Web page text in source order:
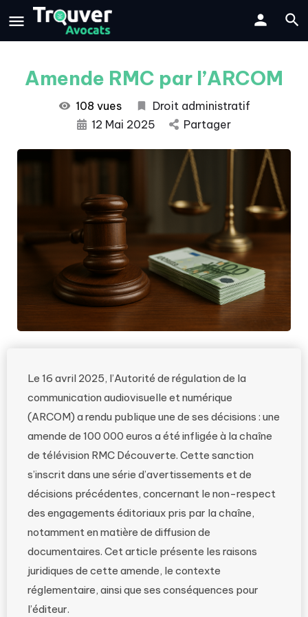
Amende RMC par l’ARCOM
108 vues
Droit administratif
12 Mai 2025
Partager
Le 16 avril 2025, l’Autorité de régulation de la
communication audiovisuelle et numérique
(ARCOM) a rendu publique une de ses décisions : une
amende de 100 000 euros a été infligée à la chaîne
de télévision RMC Découverte. Cette sanction
s’inscrit dans une série d’avertissements et de
décisions précédentes, concernant le non-respect
des engagements éditoriaux pris par la chaîne,
notamment en matière de diffusion de
documentaires. Cet article présente les raisons
juridiques de cette amende, le contexte
réglementaire, ainsi que ses conséquences pour
l’éditeur.